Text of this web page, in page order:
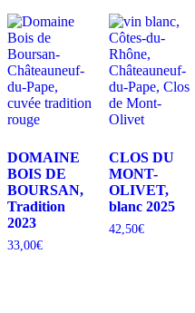
DOMAINE
BOIS DE
BOURSAN,
Tradition
2023
33,00€
CLOS DU
MONT-
OLIVET,
blanc 2025
42,50€